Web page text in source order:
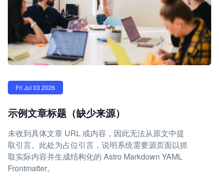
Fri Jul 03 2026
示例文章标题（缺少来源）
未收到具体文章 URL 或内容，因此无法从原文中提
取引言。此处为占位引言，说明系统需要源页面以抓
取实际内容并生成结构化的 Astro Markdown YAML
Frontmatter。